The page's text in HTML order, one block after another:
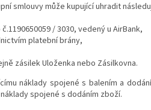
smlouvy může kupující uhradit
/ 3030, vedený u AirBank,
platební brány,
zásilek Uloženka nebo Zásilkovna.
náklady spojené s balením a
spojené s dodáním zboží.